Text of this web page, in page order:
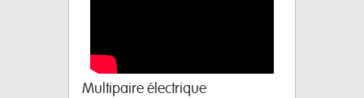
Multipaire électrique